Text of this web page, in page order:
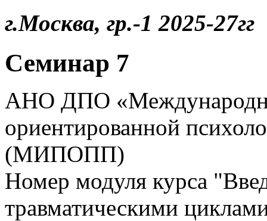
г.Москва, гр.-1 2025-27гг
Семинар 7
АНО ДПО
ориентированной
(МИПОПП)
Номер модуля курса
травматическими